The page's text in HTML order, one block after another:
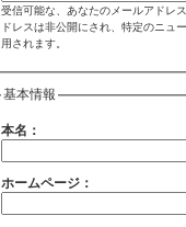
受信可能な、あなたのメールアドレ
ドレスは非公開にされ、特定のニュ
用されます。
基本情報
本名：
ホームページ：